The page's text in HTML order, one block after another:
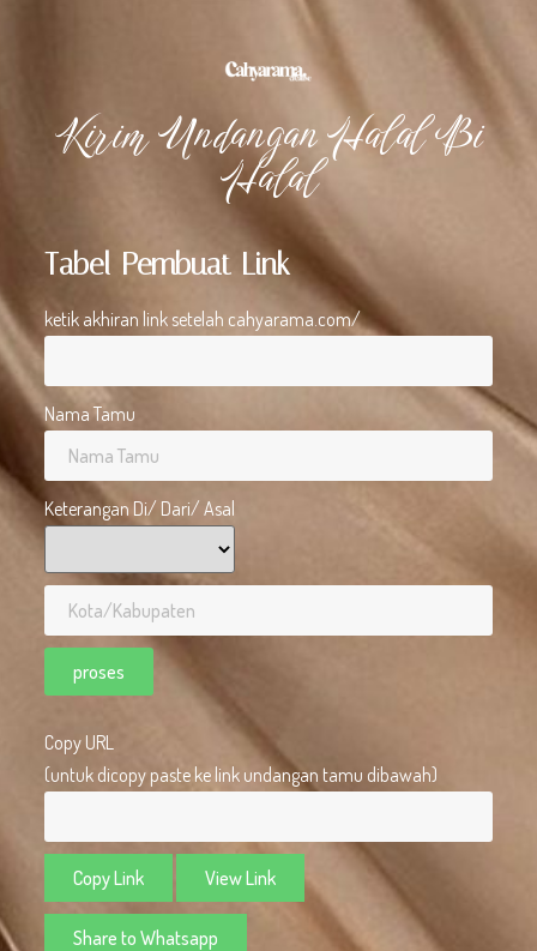
kirim-undanganmu-halal-bi-halal
Kirim Undangan Halal Bi
Halal
Tabel Pembuat Link
ketik akhiran link setelah cahyarama.com/
Nama Tamu
Keterangan Di/ Dari/ Asal
proses
Copy URL
(untuk dicopy paste ke link undangan tamu dibawah)
Copy Link View Link
Share to Whatsapp